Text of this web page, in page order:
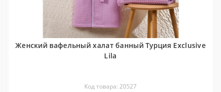
Женский вафельный халат банный Турция Exclusive
Lila
Код товара: 20527